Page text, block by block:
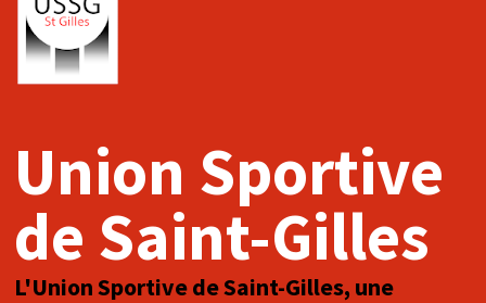
Union Sportive
de Saint-Gilles
L'Union Sportive de Saint-Gilles, une